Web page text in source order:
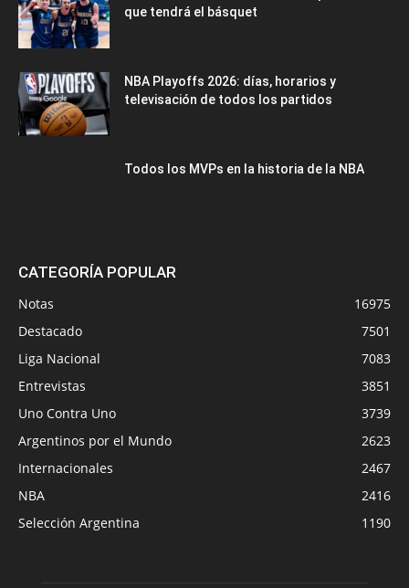
que tendrá el básquet
NBA Playoffs 2026: días, horarios y
televisación de todos los partidos
Todos los MVPs en la historia de la NBA
CATEGORÍA POPULAR
Notas
16975
Destacado
7501
Liga Nacional
7083
Entrevistas
3851
Uno Contra Uno
3739
Argentinos por el Mundo
2623
Internacionales
2467
NBA
2416
Selección Argentina
1190